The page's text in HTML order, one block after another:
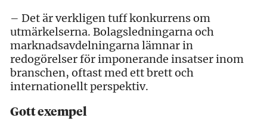
– Det är verkligen tuff konkurrens om
utmärkelserna. Bolagsledningarna och
marknadsavdelningarna lämnar in
redogörelser för imponerande insatser inom
branschen, oftast med ett brett och
internationellt perspektiv.
Gott exempel